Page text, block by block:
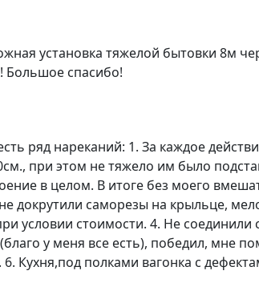
установка тяжелой бытовки 8м
Большое спасибо!
ряд нареканий: 1. За каждое
при этом не тяжело им было
в целом. В итоге без моего
докрутили саморезы на крыльце,
условии стоимости. 4. Не соединили
у меня все есть), победил, мне
Кухня,под полками вагонка с